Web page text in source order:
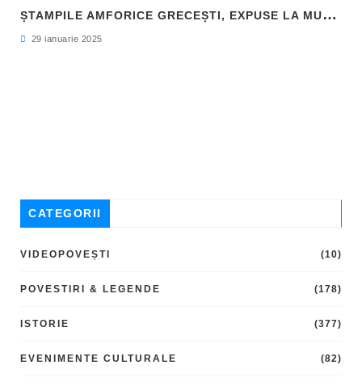
Ș
TAMPILE AMFORICE GRECEȘTI, EXPUSE LA MUZEUL DE ARHEOLOGIE CALLATIS MANGALIA
29 ianuarie 2025
CATEGORII
VIDEOPOVEȘTI (10)
POVESTIRI & LEGENDE (178)
ISTORIE (377)
EVENIMENTE CULTURALE (82)